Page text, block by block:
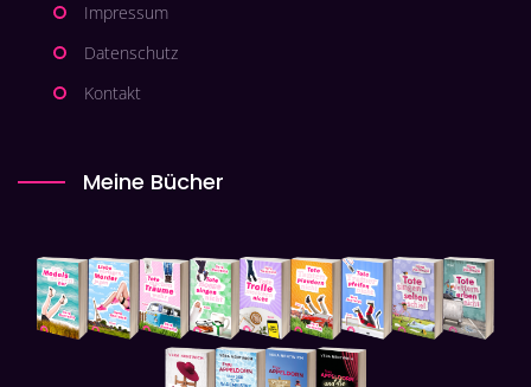
Impressum
Datenschutz
Kontakt
Meine Bücher